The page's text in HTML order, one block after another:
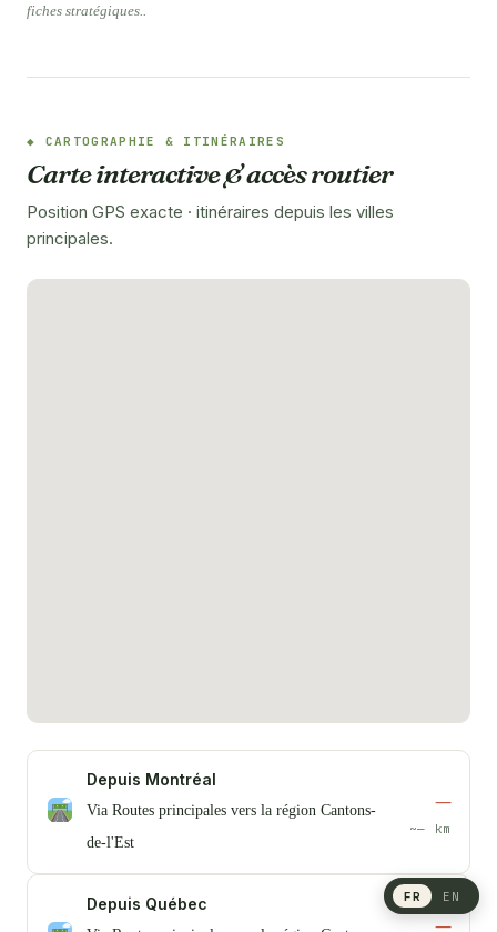
fiches stratégiques..
CARTOGRAPHIE & ITINÉRAIRES
Carte interactive & accès routier
Position GPS exacte · itinéraires depuis les villes
principales.
Depuis Montréal
Via Routes principales vers la région Cantons-
de-l'Est
—
~— km
Depuis Québec
—
FR EN